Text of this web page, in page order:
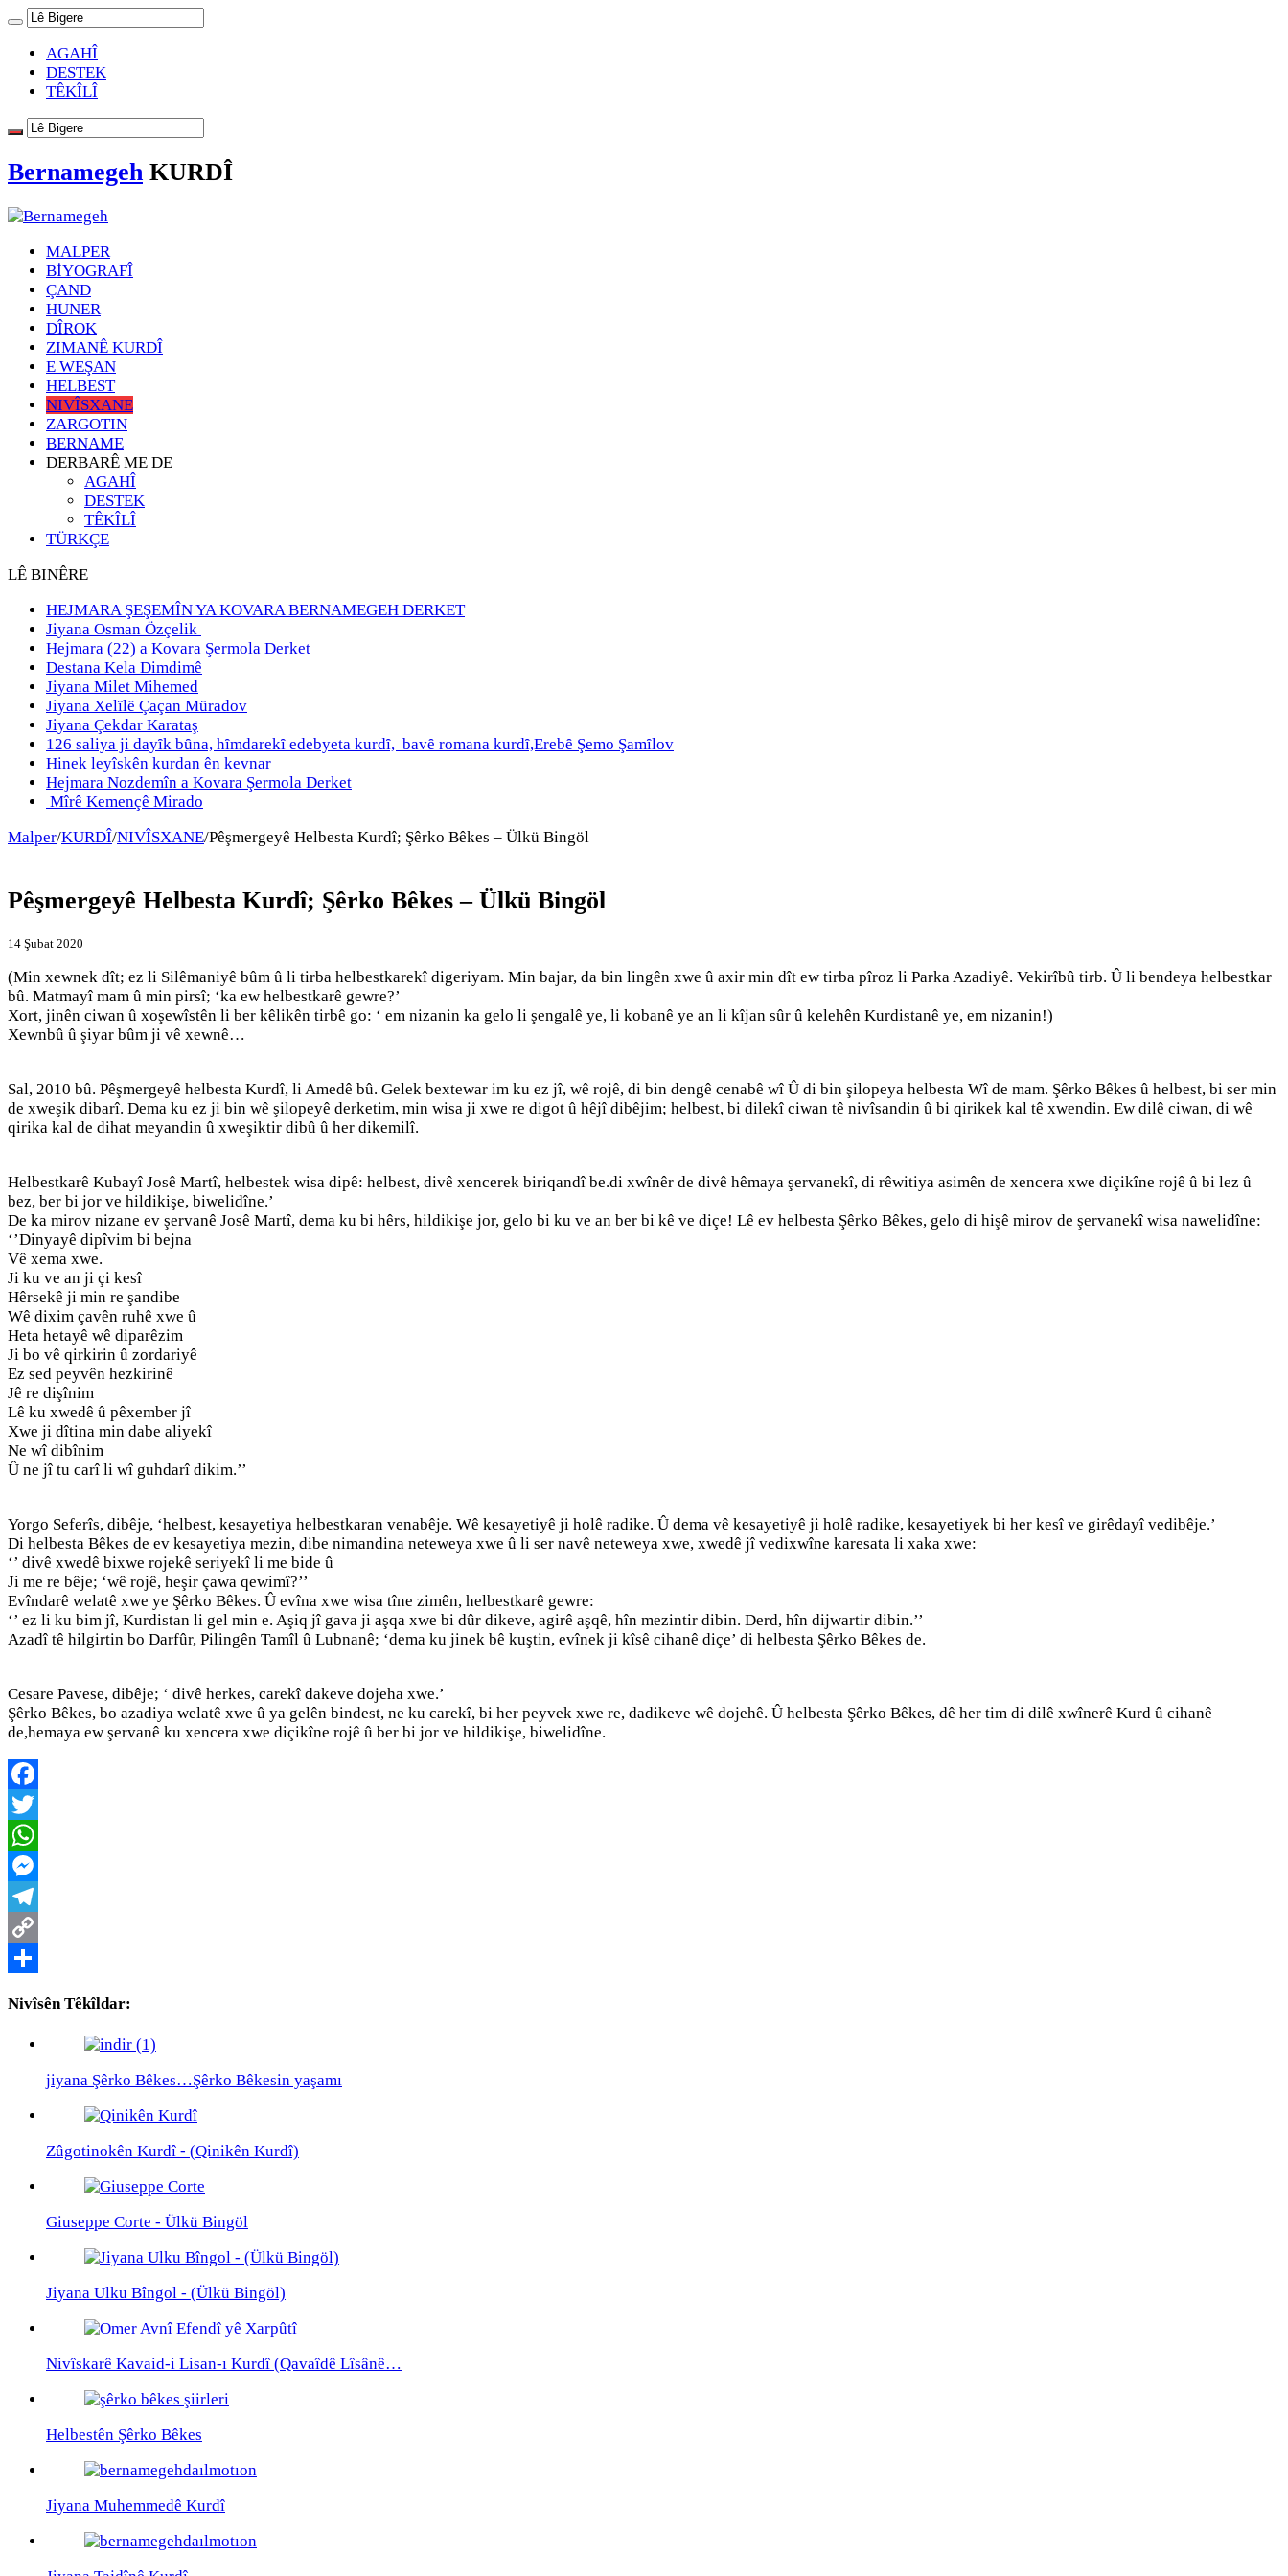
AGAHÎ
DESTEK
TÊKÎLÎ
Bernamegeh KURDÎ
MALPER
BİYOGRAFÎ
ÇAND
HUNER
DÎROK
ZIMANÊ KURDÎ
E WEŞAN
HELBEST
NIVÎSXANE
ZARGOTIN
BERNAME
DERBARÊ ME DE
AGAHÎ
DESTEK
TÊKÎLÎ
TÜRKÇE
LÊ BINÊRE
HEJMARA ŞEŞEMÎN YA KOVARA BERNAMEGEH DERKET
Jiyana Osman Özçelik
Hejmara (22) a Kovara Şermola Derket
Destana Kela Dimdimê
Jiyana Milet Mihemed
Jiyana Xelȋlȇ Çaçan Mȗradov
Jiyana Çekdar Karataş
126 saliya ji dayȋk bȗna, hȋmdarekȋ edebyeta kurdȋ, bavȇ romana kurdȋ,Erebȇ Şemo Şamȋlov
Hinek leyîskên kurdan ên kevnar
Hejmara Nozdemîn a Kovara Şermola Derket
Mîrê Kemençê Mirado
Malper/KURDÎ/NIVÎSXANE/Pêşmergeyê Helbesta Kurdî; Şêrko Bêkes – Ülkü Bingöl
Pêşmergeyê Helbesta Kurdî; Şêrko Bêkes – Ülkü Bingöl
14 Şubat 2020
(Min xewnek dît; ez li Silêmaniyê bûm û li tirba helbestkarekî digeriyam. Min bajar, da bin lingên xwe û axir min dît ew tirba pîroz li Parka Azadiyê. Vekirîbû tirb. Û li bendeya helbestkar
bû. Matmayî mam û min pirsî; ‘ka ew helbestkarê gewre?’
Xort, jinên ciwan û xoşewîstên li ber kêlikên tirbê go: ‘ em nizanin ka gelo li şengalê ye, li kobanê ye an li kîjan sûr û kelehên Kurdistanê ye, em nizanin!)
Xewnbû û şiyar bûm ji vê xewnê…
Sal, 2010 bû. Pêşmergeyê helbesta Kurdî, li Amedê bû. Gelek bextewar im ku ez jî, wê rojê, di bin dengê cenabê wî Û di bin şilopeya helbesta Wî de mam. Şêrko Bêkes û helbest, bi ser min
de xweşik dibarî. Dema ku ez ji bin wê şilopeyê derketim, min wisa ji xwe re digot û hêjî dibêjim; helbest, bi dilekî ciwan tê nivîsandin û bi qirikek kal tê xwendin. Ew dilê ciwan, di wê
qirika kal de dihat meyandin û xweşiktir dibû û her dikemilî.
Helbestkarê Kubayî Josê Martî, helbestek wisa dipê: helbest, divê xencerek biriqandî be.di xwînêr de divê hêmaya şervanekî, di rêwitiya asimên de xencera xwe diçikîne rojê û bi lez û
bez, ber bi jor ve hildikişe, biwelidîne.’
De ka mirov nizane ev şervanê Josê Martî, dema ku bi hêrs, hildikişe jor, gelo bi ku ve an ber bi kê ve diçe! Lê ev helbesta Şêrko Bêkes, gelo di hişê mirov de şervanekî wisa nawelidîne:
‘’Dinyayê dipîvim bi bejna
Vê xema xwe.
Ji ku ve an ji çi kesî
Hêrsekê ji min re şandibe
Wê dixim çavên ruhê xwe û
Heta hetayê wê diparêzim
Ji bo vê qirkirin û zordariyê
Ez sed peyvên hezkirinê
Jê re dişînim
Lê ku xwedê û pêxember jî
Xwe ji dîtina min dabe aliyekî
Ne wî dibînim
Û ne jî tu carî li wî guhdarî dikim.’’
Yorgo Seferîs, dibêje, ‘helbest, kesayetiya helbestkaran venabêje. Wê kesayetiyê ji holê radike. Û dema vê kesayetiyê ji holê radike, kesayetiyek bi her kesî ve girêdayî vedibêje.’
Di helbesta Bêkes de ev kesayetiya mezin, dibe nimandina neteweya xwe û li ser navê neteweya xwe, xwedê jî vedixwîne karesata li xaka xwe:
‘’ divê xwedê bixwe rojekê seriyekî li me bide û
Ji me re bêje; ‘wê rojê, heşir çawa qewimî?’’
Evîndarê welatê xwe ye Şêrko Bêkes. Û evîna xwe wisa tîne zimên, helbestkarê gewre:
‘’ ez li ku bim jî, Kurdistan li gel min e. Aşiq jî gava ji aşqa xwe bi dûr dikeve, agirê aşqê, hîn mezintir dibin. Derd, hîn dijwartir dibin.’’
Azadî tê hilgirtin bo Darfûr, Pilingên Tamîl û Lubnanê; ‘dema ku jinek bê kuştin, evînek ji kîsê cihanê diçe’ di helbesta Şêrko Bêkes de.
Cesare Pavese, dibêje; ‘ divê herkes, carekî dakeve dojeha xwe.’
Şêrko Bêkes, bo azadiya welatê xwe û ya gelên bindest, ne ku carekî, bi her peyvek xwe re, dadikeve wê dojehê. Û helbesta Şêrko Bêkes, dê her tim di dilê xwînerê Kurd û cihanê
de,hemaya ew şervanê ku xencera xwe diçikîne rojê û ber bi jor ve hildikişe, biwelidîne.
Facebook
Twitter
WhatsApp
Messenger
Telegram
Copy
Nivîsên Têkîldar:
jiyana Şêrko Bêkes…Şêrko Bêkesin yaşamı
Zûgotinokên Kurdî - (Qinikên Kurdî)
Giuseppe Corte - Ülkü Bingöl
Jiyana Ulku Bîngol - (Ülkü Bingöl)
Nivîskarê Kavaid-i Lisan-ı Kurdî (Qavaîdê Lîsânê…
Helbestên Şêrko Bêkes
Jiyana Muhemmedê Kurdî